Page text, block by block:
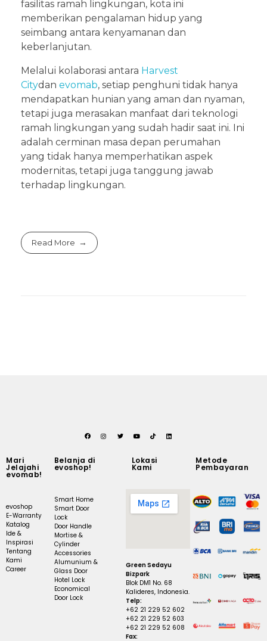
fasilitas ramah lingkungan, kota ini
memberikan pengalaman hidup yang
seimbang antara kenyamanan dan
keberlanjutan.
Melalui kolaborasi antara Harvest
Citydan evomab, setiap penghuni tidak hanya
mendapatkan hunian yang aman dan nyaman,
tetapi juga merasakan manfaat dari teknologi
ramah lingkungan yang sudah hadir saat ini. Ini
adalah cerminan masa depan perumahan
yang tidak hanya memperhatikan aspek
modernitas, tetapi juga tanggung jawab
terhadap lingkungan.
Read More
Mari
Jelajahi
evomab!
evoshop
E-Warranty
Katalog
Ide &
Inspirasi
Tentang
Kami
Career
Belanja di
evoshop!
Smart Home
Smart Door
Lock
Door Handle
Mortise &
Cylinder
Accessories
Alumunium &
Glass Door
Hotel Lock
Economical
Door Lock
Lokasi
Kami
Green Sedayu
Bizpark
Blok DM1 No. 68
Kalideres, Indonesia.
Telp:
+62 21 229 52 602
+62 21 229 52 603
+62 21 229 52 608
Fax:
Metode
Pembayaran